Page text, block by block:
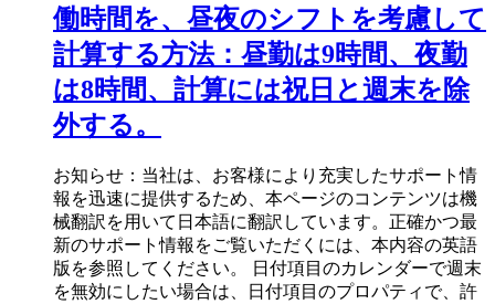
働時間を、昼夜のシフトを考慮して
計算する方法：昼勤は9時間、夜勤
は8時間、計算には祝日と週末を除
外する。
お知らせ：当社は、お客様により充実したサポート情
報を迅速に提供するため、本ページのコンテンツは機
械翻訳を用いて日本語に翻訳しています。正確かつ最
新のサポート情報をご覧いただくには、本内容の英語
版を参照してください。 日付項目のカレンダーで週末
を無効にしたい場合は、日付項目のプロパティで、許